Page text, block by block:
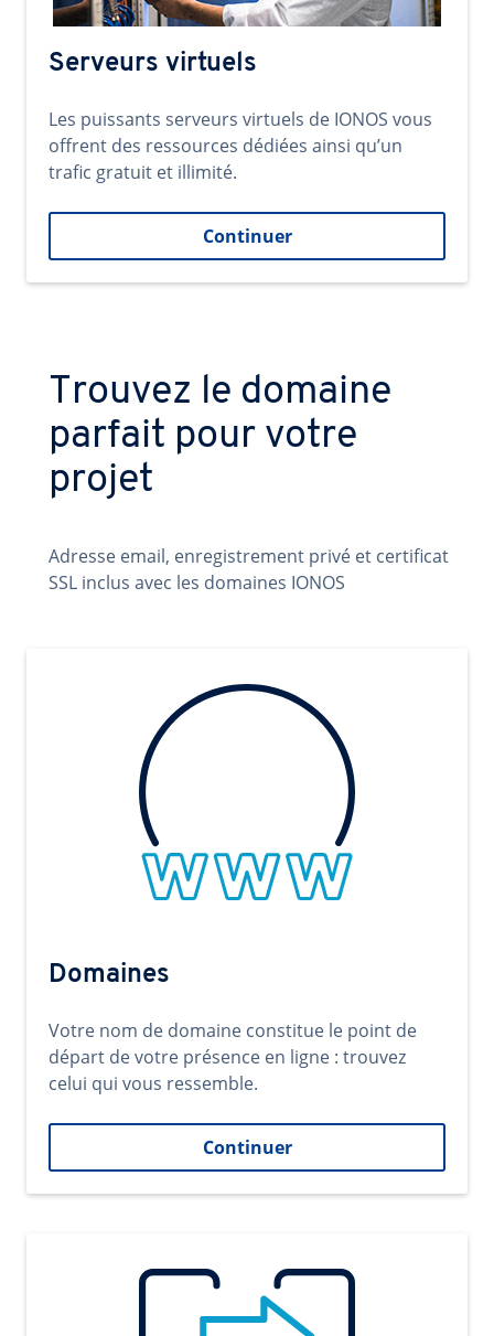
Serveurs virtuels
Les puissants serveurs virtuels de IONOS vous
offrent des ressources dédiées ainsi qu’un
trafic gratuit et illimité.
Continuer
Trouvez le domaine
parfait pour votre
projet
Adresse email, enregistrement privé et certificat
SSL inclus avec les domaines IONOS
Domaines
Votre nom de domaine constitue le point de
départ de votre présence en ligne : trouvez
celui qui vous ressemble.
Continuer